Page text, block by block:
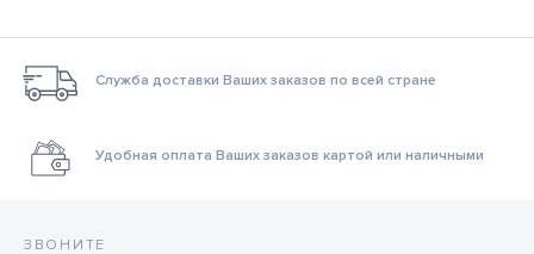
Служба доставки Ваших заказов по всей стране
Удобная оплата Ваших заказов картой или наличными
ЗВОНИТЕ